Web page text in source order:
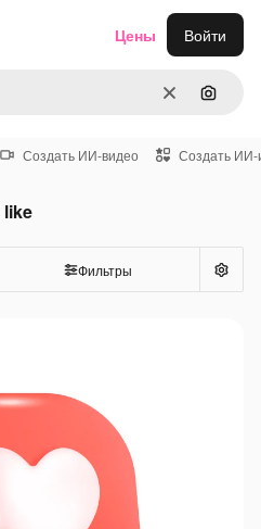
ОчиститьПоиск
Цены Войти
Создать ИИ-видео Создать ИИ-
Фильтры